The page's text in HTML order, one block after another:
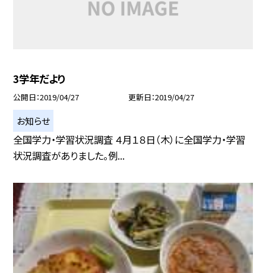
3学年だより
公開日 2019/04/27 更新日 2019/04/27
お知らせ
全国学力・学習状況調査 ４月１８日（木）に全国学力・学習
状況調査がありました。例...